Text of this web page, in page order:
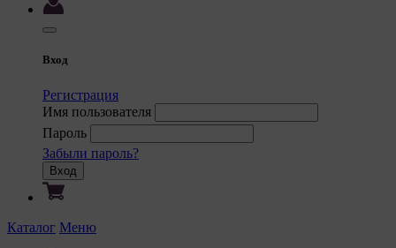
Вход
Регистрация
Имя пользователя
Пароль
Забыли пароль?
Вход
Каталог Меню